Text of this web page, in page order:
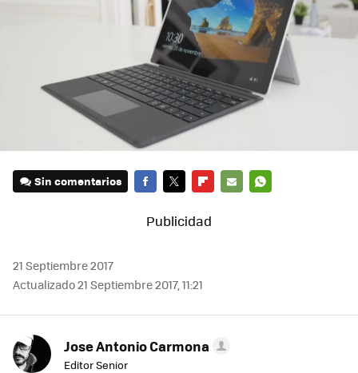
Sin comentarios
21 Septiembre 2017
Actualizado 21 Septiembre 2017, 11:21
Jose Antonio Carmona
Editor Senior